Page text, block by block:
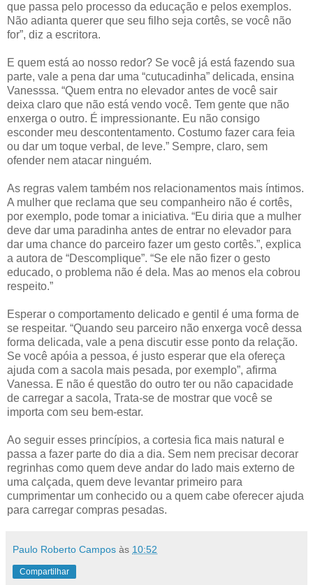
que passa pelo processo da educação e pelos exemplos.
Não adianta querer que seu filho seja cortês, se você não
for”, diz a escritora.
E quem está ao nosso redor? Se você já está fazendo sua
parte, vale a pena dar uma “cutucadinha” delicada, ensina
Vanesssa. “Quem entra no elevador antes de você sair
deixa claro que não está vendo você. Tem gente que não
enxerga o outro. É impressionante. Eu não consigo
esconder meu descontentamento. Costumo fazer cara feia
ou dar um toque verbal, de leve.” Sempre, claro, sem
ofender nem atacar ninguém.
As regras valem também nos relacionamentos mais íntimos.
A mulher que reclama que seu companheiro não é cortês,
por exemplo, pode tomar a iniciativa. “Eu diria que a mulher
deve dar uma paradinha antes de entrar no elevador para
dar uma chance do parceiro fazer um gesto cortês.”, explica
a autora de “Descomplique”. “Se ele não fizer o gesto
educado, o problema não é dela. Mas ao menos ela cobrou
respeito.”
Esperar o comportamento delicado e gentil é uma forma de
se respeitar. “Quando seu parceiro não enxerga você dessa
forma delicada, vale a pena discutir esse ponto da relação.
Se você apóia a pessoa, é justo esperar que ela ofereça
ajuda com a sacola mais pesada, por exemplo”, afirma
Vanessa. E não é questão do outro ter ou não capacidade
de carregar a sacola, Trata-se de mostrar que você se
importa com seu bem-estar.
Ao seguir esses princípios, a cortesia fica mais natural e
passa a fazer parte do dia a dia. Sem nem precisar decorar
regrinhas como quem deve andar do lado mais externo de
uma calçada, quem deve levantar primeiro para
cumprimentar um conhecido ou a quem cabe oferecer ajuda
para carregar compras pesadas.
Paulo Roberto Campos às 10:52
Compartilhar